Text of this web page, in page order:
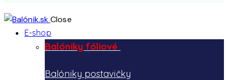
Close
E-shop
Balóniky fóliové
Balóniky postavičky